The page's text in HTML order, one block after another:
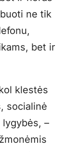
ne tik
bet ir
klestės
socialinė
–